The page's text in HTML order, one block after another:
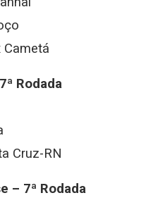
Cametá
Rodada
Cruz-RN
– 7ª Rodada